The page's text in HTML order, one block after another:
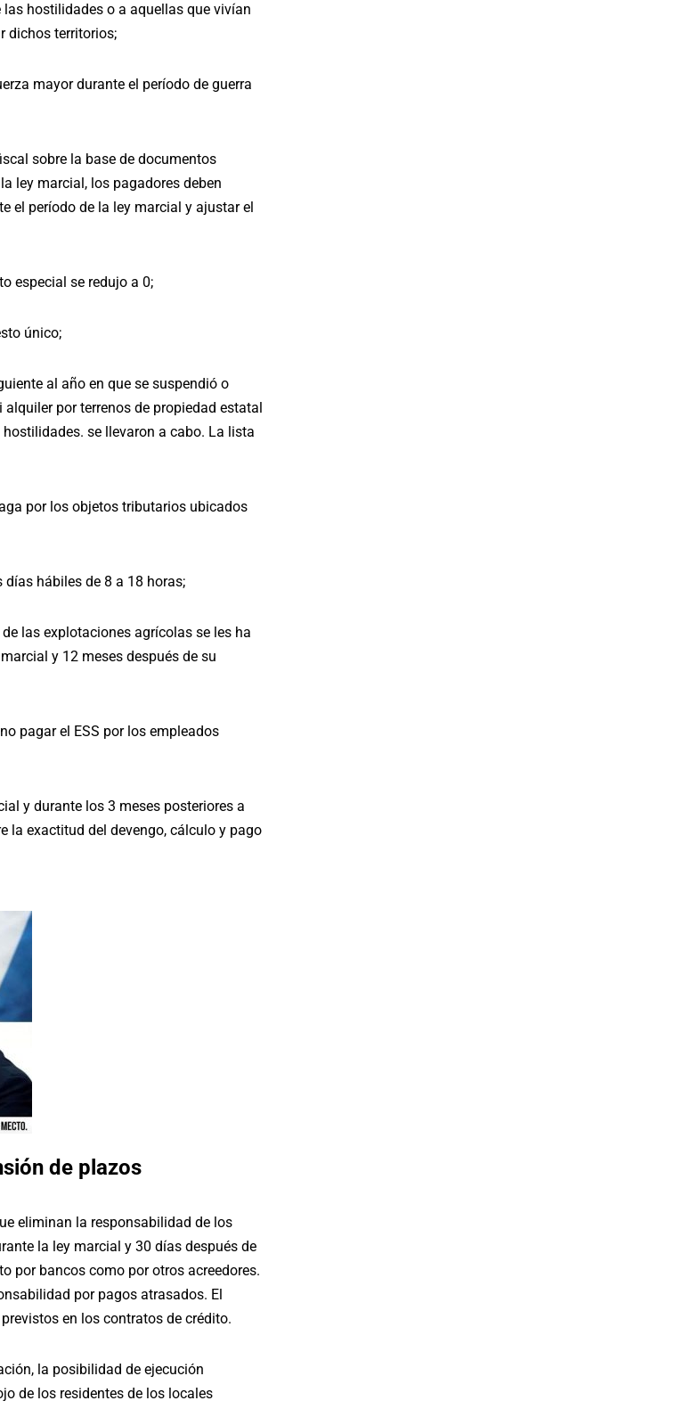
hostilidades o a aquellas que vivían
dichos territorios;
mayor durante el período de guerra
sobre la base de documentos
ley marcial, los pagadores deben
el período de la ley marcial y ajustar el
especial se redujo a 0;
único;
al año en que se suspendió o
por terrenos de propiedad estatal
se llevaron a cabo. La lista
por los objetos tributarios ubicados
hábiles de 8 a 18 horas;
las explotaciones agrícolas se les ha
y 12 meses después de su
pagar el ESS por los empleados
y durante los 3 meses posteriores a
la exactitud del devengo, cálculo y pago
de plazos
eliminan la responsabilidad de los
la ley marcial y 30 días después de
por bancos como por otros acreedores.
por pagos atrasados. El
en los contratos de crédito.
la posibilidad de ejecución
de los residentes de los locales